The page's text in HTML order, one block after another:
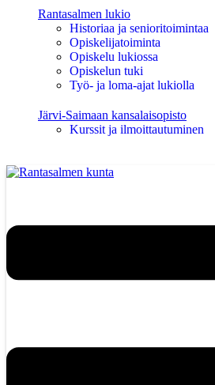
Rantasalmen lukio
Historiaa ja senioritoimintaa
Opiskelijatoiminta
Opiskelu lukiossa
Opiskelun tuki
Työ- ja loma-ajat lukiolla
Järvi-Saimaan kansalaisopisto
Kurssit ja ilmoittautuminen